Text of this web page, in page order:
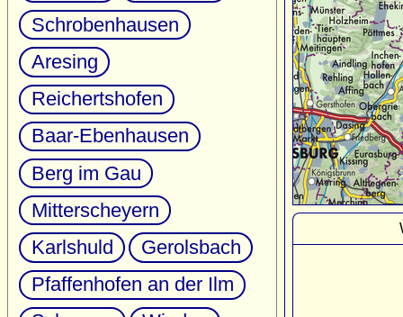
Schrobenhausen
Aresing
Reichertshofen
Baar-Ebenhausen
Berg im Gau
Mitterscheyern
Karlshuld
Gerolsbach
Pfaffenhofen an der Ilm